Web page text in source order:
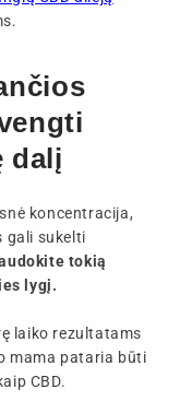
dalį
koncentracija,
gali sukelti
tokią
lygį.
laiko rezultatams
mama pataria būti
CBD.